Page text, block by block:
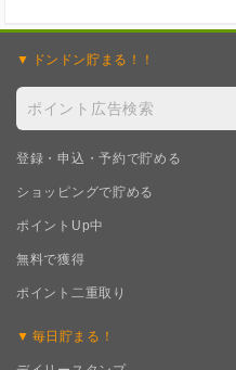
ドンドン貯まる！！
登録・申込・予約で貯める
ショッピングで貯める
ポイントUp中
無料で獲得
ポイント二重取り
毎日 貯まる！